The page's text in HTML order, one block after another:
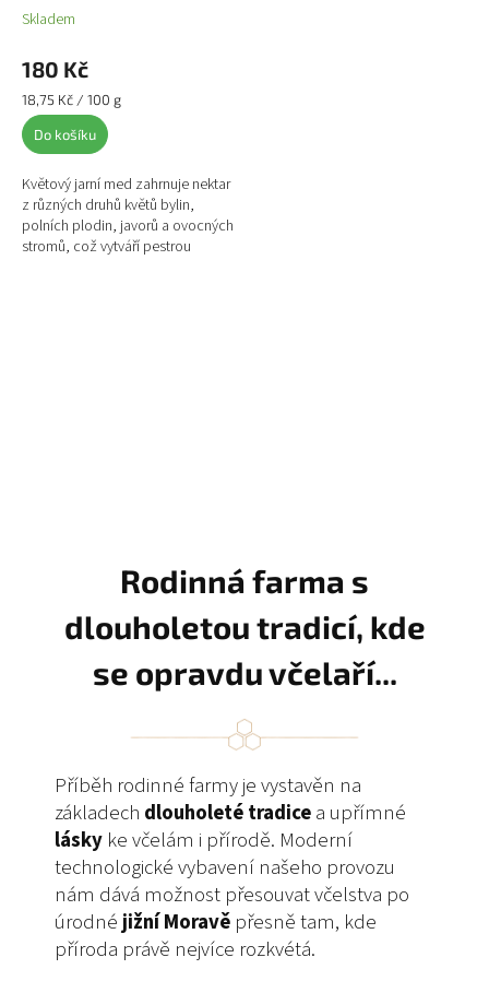
Skladem
180 Kč
Měrná
cena:
18,75 Kč / 100 g
Do košíku
Květový jarní med zahrnuje nektar
z různých druhů květů bylin,
polních plodin, javorů a ovocných
stromů, což vytváří pestrou
Rodinná farma s
dlouholetou tradicí, kde
se opravdu včelaří...
Příběh rodinné farmy je vystavěn na
základech dlouholeté tradicea upřímné
lásky ke včelám i přírodě. Moderní
technologické vybavení našeho provozu
nám dává možnost přesouvat včelstva po
úrodné jižní Moravě přesně tam, kde
příroda právě nejvíce rozkvétá.